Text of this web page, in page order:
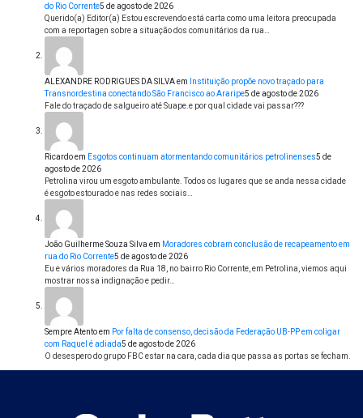
do Rio Corrente5 de agosto de 2026
Querido(a) Editor(a) Estou escrevendo está carta como uma leitora preocupada
com a reportagen sobre a situação dos comunitários da rua…
ALEXANDRE RODRIGUES DA SILVAem
Instituição propõe novo traçado para
Transnordestina conectando São Francisco ao Araripe5 de agosto de 2026
Fale do traçado de salgueiro até Suape.e por qual cidade vai passar???
Ricardoem Esgotos continuam atormentando comunitários petrolinenses5 de
agosto de 2026
Petrolina virou um esgoto ambulante. Todos os lugares que se anda nessa cidade
é esgoto estourado e nas redes sociais…
João Guilherme Souza Silva em Moradores cobram conclusão de recapeamento em
rua do Rio Corrente5 de agosto de 2026
Eu e vários moradores da Rua 18, no bairro Rio Corrente, em Petrolina, viemos aqui
mostrar nossa indignação e pedir…
Sempre Atentoem Por falta de consenso, decisão da Federação UB-PP em coligar
com Raquel é adiada5 de agosto de 2026
O desespero do grupo FBC estar na cara, cada dia que passa as portas se fecham.